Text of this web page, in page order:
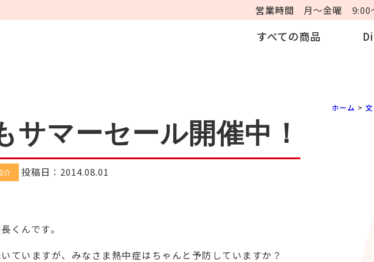
営業時間 月～金曜 9:00
すべての商品
ホーム >
サマーセール開催中！
介 投稿日：2014.08.01
くんです。
ていますが、みなさま熱中症はちゃんと予防していますか？